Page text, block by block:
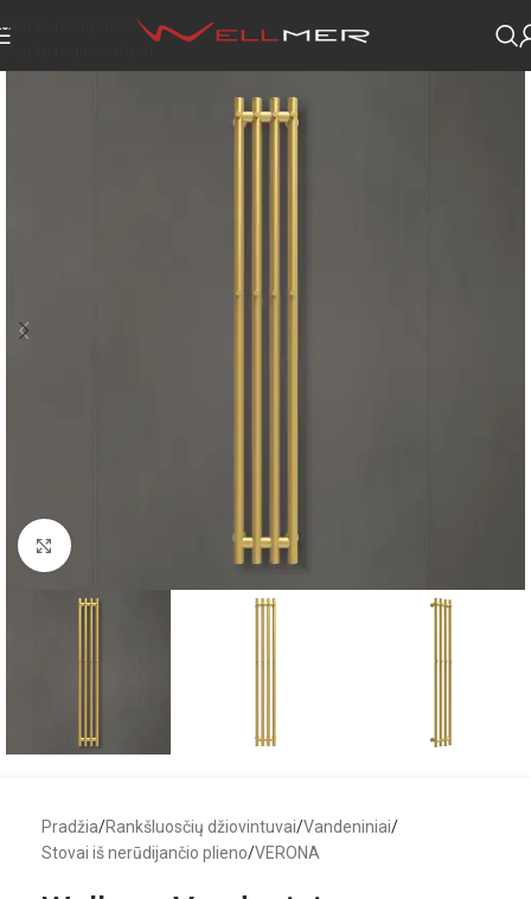
Skip to navigation
Click to enlarge
Pradžia/Rankšluosčių džiovintuvai/Vandeniniai/
Stovai iš nerūdijančio plieno/VERONA